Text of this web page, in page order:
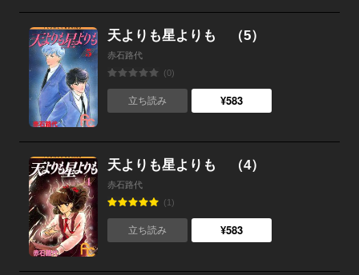
天よりも星よりも （5）
赤石路代
(0)
立ち読み ¥583
天よりも星よりも （4）
赤石路代
(1)
立ち読み ¥583